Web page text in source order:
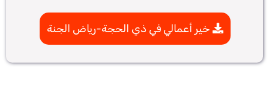
خير أعمالي في ذي الحجة-رياض الجنة